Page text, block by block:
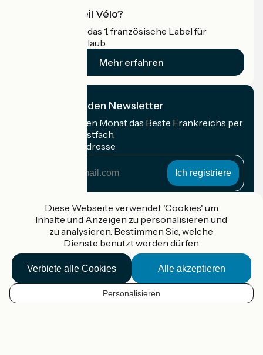
DE
Was ist Accueil Vélo?
Accueil Vélo ist das 1. französische Label für
Radfahrer im Urlaub.
Mehr erfahren
Ich abonniere den Newsletter
Erhalten Sie jeden Monat das Beste Frankreichs per
Rad in Ihrem Postfach.
Meine E-Mail-Adresse
Adresse
Gefördert im Rahmen von Destination France
Accueil Vélo Pro
Kontakt
Rechtliche Informationen
Diese Webseite verwendet 'Cookies' um
Inhalte und Anzeigen zu personalisieren und
zu analysieren. Bestimmen Sie, welche
Dienste benutzt werden dürfen
Alle akzeptieren
Verbiete alle Cookies
Personalisieren